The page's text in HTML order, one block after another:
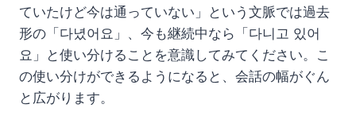
ていたけど今は通っていない」という文脈では過去
形の「다녔어요」、今も継続中なら「다니고 있어
요」と使い分けることを意識してみてください。こ
の使い分けができるようになると、会話の幅がぐん
と広がります。